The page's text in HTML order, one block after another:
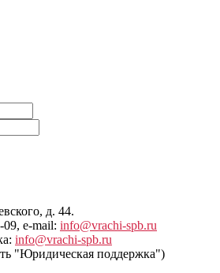
д. 44.
e-mail: info@vrachi-spb.ru
info@vrachi-spb.ru
"Юридическая поддержка")